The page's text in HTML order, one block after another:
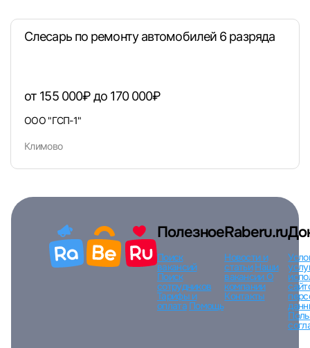
Слесарь по ремонту автомобилей 6 разряда
от 155 000₽ до 170 000₽
ООО "ГСП-1"
Климово
Полезное
Поиск
вакансий
Поиск
сотрудников
Тарифы и
оплата Помощь
Raberu.ru
Новости и
статьи Наши
вакансииО
компании
Контакты